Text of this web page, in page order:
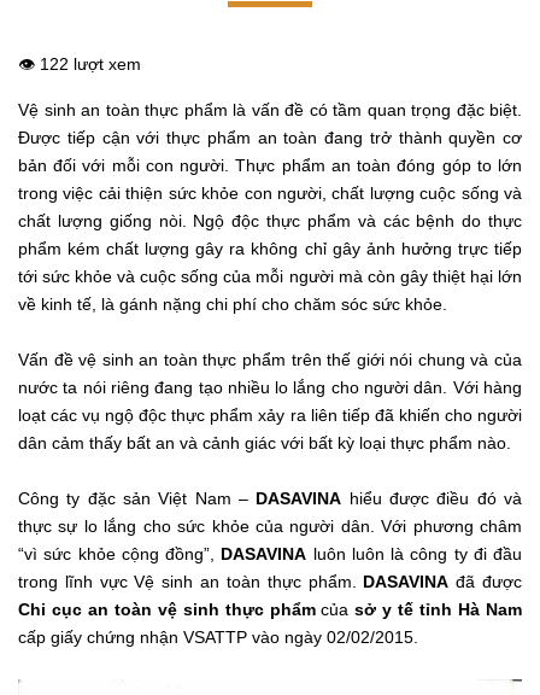
👁️ 122 lượt xem
Vệ sinh an toàn thực phẩm là vấn đề có tầm quan trọng đặc biệt.
Được tiếp cận với thực phẩm an toàn đang trở thành quyền cơ
bản đối với mỗi con người. Thực phẩm an toàn đóng góp to lớn
trong việc cải thiện sức khỏe con người, chất lượng cuộc sống và
chất lượng giống nòi. Ngộ độc thực phẩm và các bệnh do thực
phẩm kém chất lượng gây ra không chỉ gây ảnh hưởng trực tiếp
tới sức khỏe và cuộc sống của mỗi người mà còn gây thiệt hại lớn
về kinh tế, là gánh nặng chi phí cho chăm sóc sức khỏe.
Vấn đề vệ sinh an toàn thực phẩm trên thế giới nói chung và của
nước ta nói riêng đang tạo nhiều lo lắng cho người dân. Với hàng
loạt các vụ ngộ độc thực phẩm xảy ra liên tiếp đã khiến cho người
dân cảm thấy bất an và cảnh giác với bất kỳ loại thực phẩm nào.
Công ty đặc sản Việt Nam – DASAVINA hiểu được điều đó và
thực sự lo lắng cho sức khỏe của người dân. Với phương châm
“vì sức khỏe cộng đồng”, DASAVINA luôn luôn là công ty đi đầu
trong lĩnh vực Vệ sinh an toàn thực phẩm. DASAVINA đã được
Chi cục an toàn vệ sinh thực phẩmcủasở y tế tỉnh Hà Nam
cấp giấy chứng nhận VSATTP vào ngày 02/02/2015.